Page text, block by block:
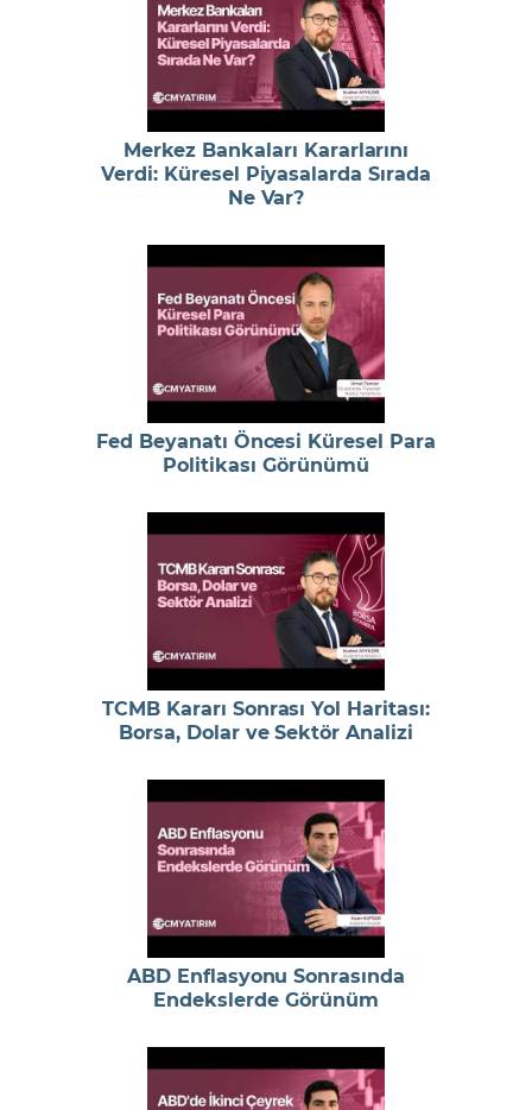
Merkez Bankaları Kararlarını
Verdi: Küresel Piyasalarda Sırada
Ne Var?
Fed Beyanatı Öncesi Küresel Para
Politikası Görünümü
TCMB Kararı Sonrası Yol Haritası:
Borsa, Dolar ve Sektör Analizi
ABD Enflasyonu Sonrasında
Endekslerde Görünüm